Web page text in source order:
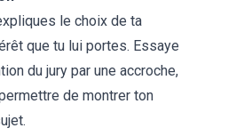
le choix de ta
que tu lui portes. Essaye
du jury par une accroche,
de montrer ton